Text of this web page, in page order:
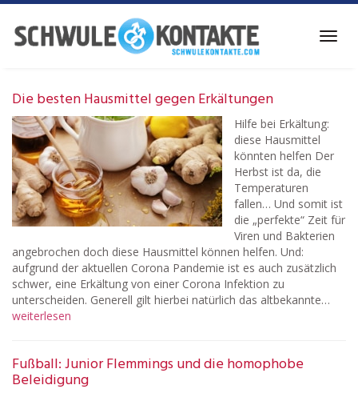
Skip
main
Die besten Hausmittel gegen Erkältungen
Hilfe bei Erkältung:
diese Hausmittel
könnten helfen Der
Herbst ist da, die
Temperaturen
fallen… Und somit ist
die „perfekte“ Zeit für
Viren und Bakterien
angebrochen doch diese Hausmittel können helfen. Und:
aufgrund der aktuellen Corona Pandemie ist es auch zusätzlich
schwer, eine Erkältung von einer Corona Infektion zu
unterscheiden. Generell gilt hierbei natürlich das altbekannte…
weiterlesen
Fußball: Junior Flemmings und die homophobe
Beleidigung